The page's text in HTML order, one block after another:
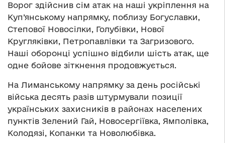
Ворог здійснив сім атак на наші укріплення на
Куп’янському напрямку, поблизу Богуславки,
Степової Новосілки, Голубівки, Нової
Кругляківки, Петропавлівки та Загризового.
Наші оборонці успішно відбили шість атак, ще
одне бойове зіткнення продовжується.
На Лиманському напрямку за день російські
війська десять разів штурмували позиції
українських захисників в районах населених
пунктів Зелений Гай, Новосергіївка, Ямполівка,
Колодязі, Копанки та Новолюбівка.